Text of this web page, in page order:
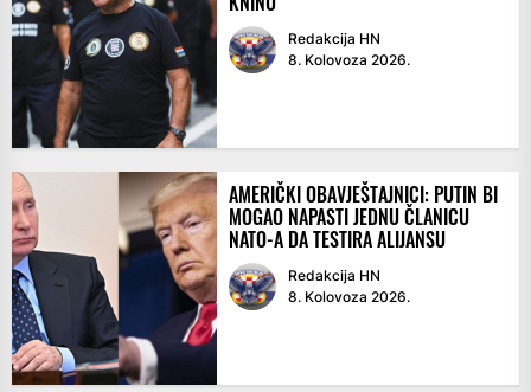
Redakcija HN
8. Kolovoza 2026.
AMERIČKI OBAVJEŠTAJNICI: PUTIN BI
MOGAO NAPASTI JEDNU ČLANICU
NATO-A DA TESTIRA ALIJANSU
Redakcija HN
8. Kolovoza 2026.